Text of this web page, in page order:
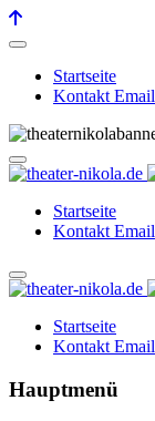
Startseite
Kontakt Email
Startseite
Kontakt Email
Startseite
Kontakt Email
Hauptmenü